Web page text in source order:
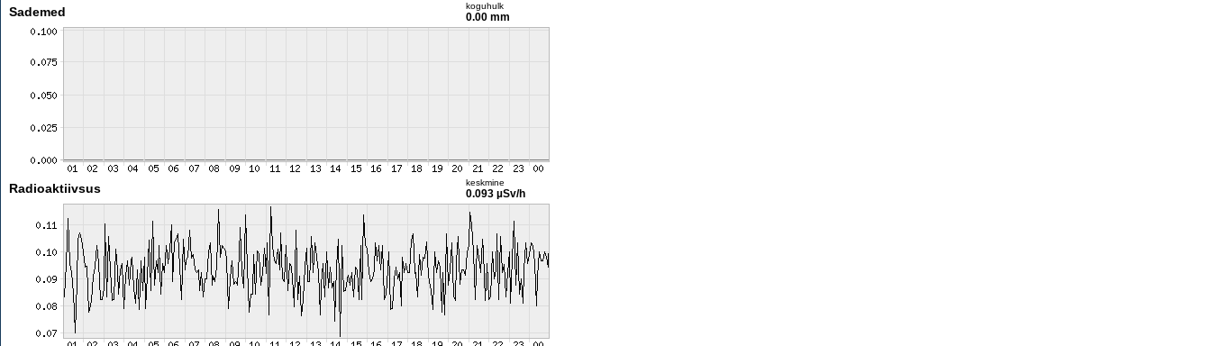
Sademed koguhulk
0.00 mm
Radioaktiivsus keskmine
0.093 µSv/h